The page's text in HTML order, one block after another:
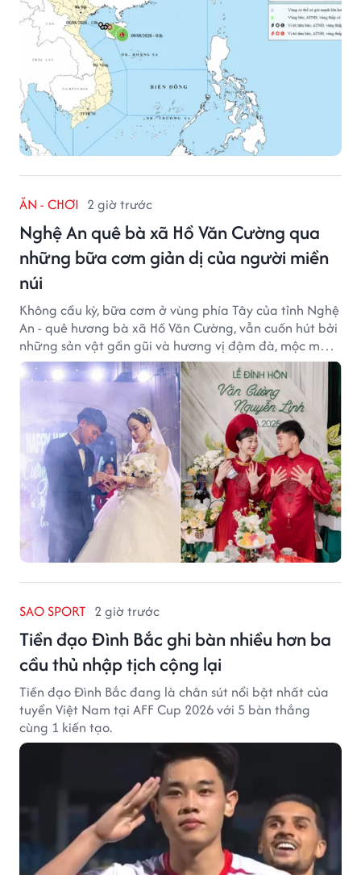
ĂN - CHƠI 2 giờ trước
Nghệ An quê bà xã Hồ Văn Cường qua
những bữa cơm giản dị của người miền
núi
Không cầu kỳ, bữa cơm ở vùng phía Tây của tỉnh Nghệ
An - quê hương bà xã Hồ Văn Cường, vẫn cuốn hút bởi
những sản vật gần gũi và hương vị đậm đà, mộc mạc
của núi rừng.
SAO SPORT 2 giờ trước
Tiền đạo Đình Bắc ghi bàn nhiều hơn ba
cầu thủ nhập tịch cộng lại
Tiền đạo Đình Bắc đang là chân sút nổi bật nhất của
tuyển Việt Nam tại AFF Cup 2026 với 5 bàn thắng
cùng 1 kiến tạo.